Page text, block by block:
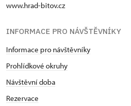
www.hrad-bitov.cz
INFORMACE PRO NÁVŠTĚVNÍKY
Informace pro návštěvníky
Prohlídkové okruhy
Návštěvní doba
Rezervace